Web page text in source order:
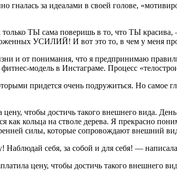
гналась за идеалами в своей голове,
ТЫ сама поверишь в то, что ТЫ
УСИЛИЙ! И вот это то, в чем у меня
жизни и от понимания, что я
модель в Инстаграме. Процесс
придется очень подружиться. Но
чтобы достичь такого внешнего вида.
как кольца на стволе дерева. Я прекрасно
силы, которые сопровождают внешний
Наблюдай себя, за собой и для себя! —